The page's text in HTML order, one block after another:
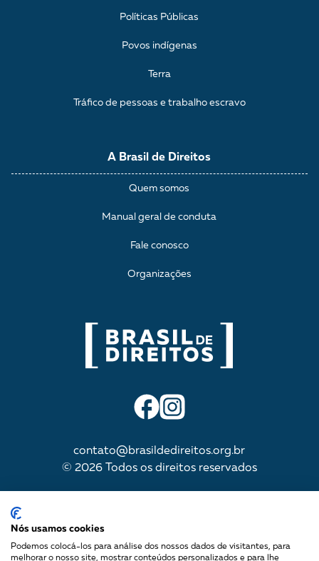
contato@brasildedireitos.org.br
© 2026 Todos os direitos reservados
A Brasil de Direitos
Quem somos
Manual geral de conduta
Fale conosco
Organizações
Políticas Públicas
Povos indígenas
Terra
Tráfico de pessoas e trabalho escravo
Nós usamos cookies
Podemos colocá-los para análise dos nossos dados de visitantes, para
melhorar o nosso site, mostrar conteúdos personalizados e para lhe